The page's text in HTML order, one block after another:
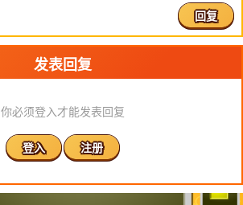
回复
发表回复
你必须登入才能发表回复
登入 注册